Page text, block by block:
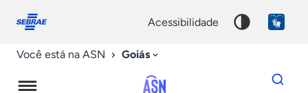
conosco
acessibilidade
Você está na ASN Goiás
Dados
para